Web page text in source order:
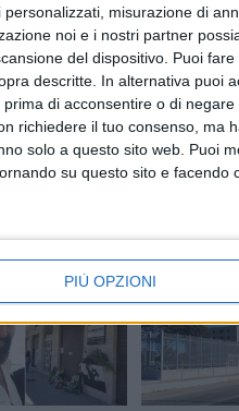
personalizzati, misurazione di
noi e i nostri partner
del dispositivo. Puoi
descritte. In alternativa puoi
di acconsentire o di negare
richiedere il tuo consenso, ma
solo a questo sito web. Puoi
su questo sito e facendo
PIÙ OPZIONI
Tribunale della libertà di